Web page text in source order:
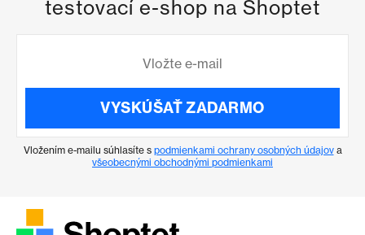
testovací e-shop na Shoptet
VYSKÚŠAŤ ZADARMO
Vložením e-mailu súhlasíte s podmienkami ochrany osobných údajova
všeobecnými obchodnými podmienkami